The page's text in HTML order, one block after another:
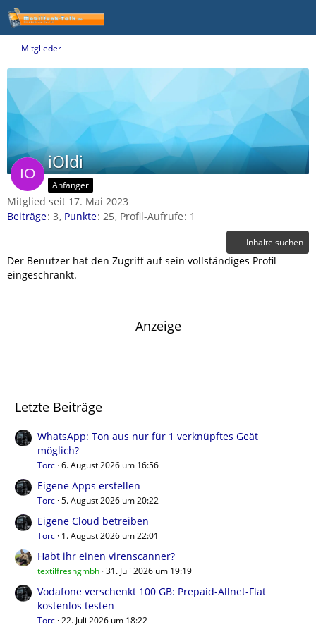
Mitglieder
iOldi
Anfänger
Mitglied seit 17. Mai 2023
Beiträge 3 Punkte 25 Profil-Aufrufe 1
Inhalte suchen
Der Benutzer hat den Zugriff auf sein vollständiges Profil
eingeschränkt.
Anzeige
Letzte Beiträge
WhatsApp: Ton aus nur für 1 verknüpftes Geät
möglich?
Torc 6. August 2026 um 16:56
Eigene Apps erstellen
Torc 5. August 2026 um 20:22
Eigene Cloud betreiben
Torc 1. August 2026 um 22:01
Habt ihr einen virenscanner?
textilfreshgmbh 31. Juli 2026 um 19:19
Vodafone verschenkt 100 GB: Prepaid-Allnet-Flat
kostenlos testen
Torc 22. Juli 2026 um 18:22